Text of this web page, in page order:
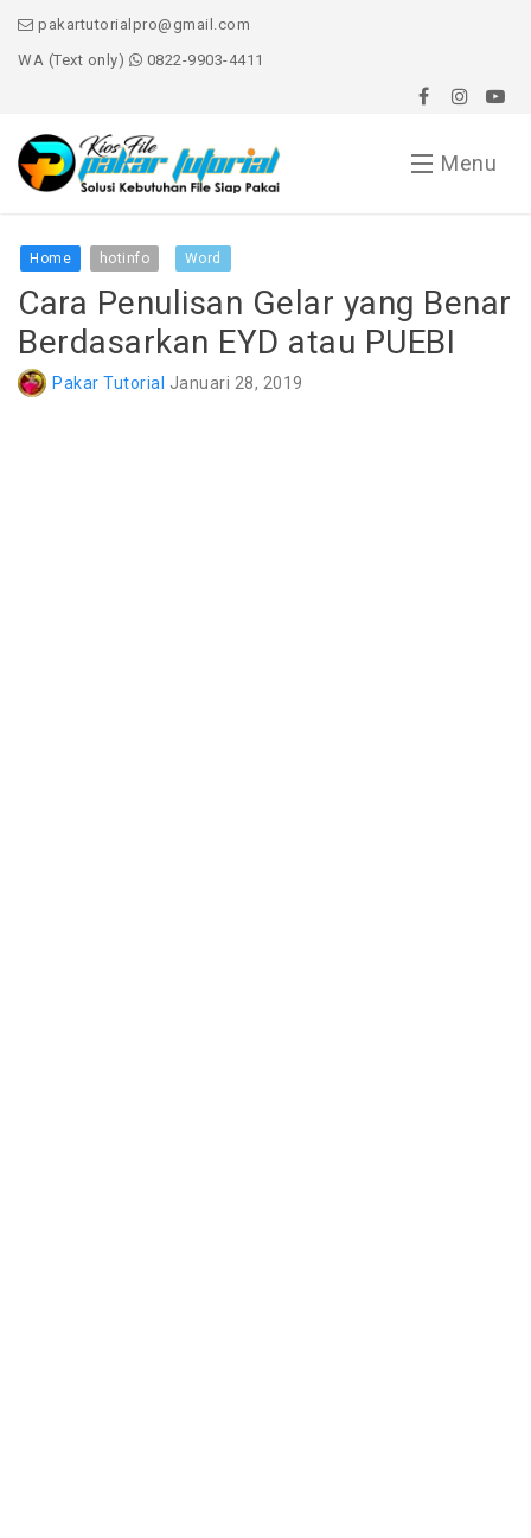
pakartutorialpro@gmail.com
WA (Text only)
0822-9903-4411
Menu
Home
Word
Excel
Home hotinfo Word
Cara Penulisan Gelar yang Benar
Berdasarkan EYD atau PUEBI
Pakar Tutorial Januari 28, 2019